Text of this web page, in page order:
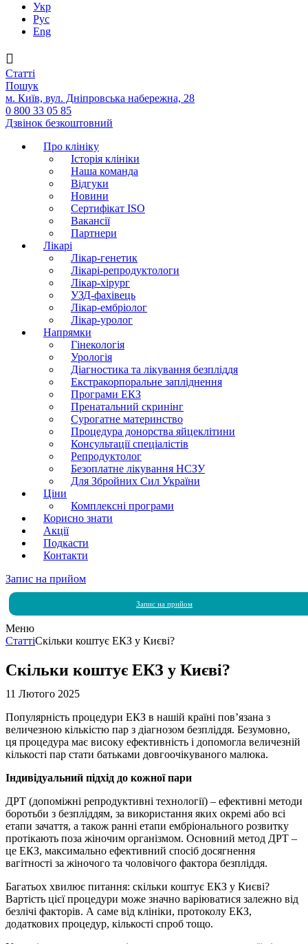
Укр
Рус
Eng
Статтi
Пошук
м. Київ, вул. Дніпровська набережна, 28
0 800 33 05 85
Дзвінок безкоштовний
Про клініку
Історія клініки
Наша команда
Вiдгуки
Новини
Сертифікат ISO
Вакансії
Партнери
Лікарі
Лікар-генетик
Лікарі-репродуктологи
Лікар-хірург
УЗД-фахівець
Лікар-ембріолог
Лікар-уролог
Напрямки
Гінекологія
Урологія
Діагностика та лікування безпліддя
Екстракорпоральне запліднення
Програми ЕКЗ
Пренатальний скринінг
Сурогатне материнство
Процедура донорства яйцеклітини
Консультації спеціалістів
Репродуктолог
Безоплатне лікування НСЗУ
Для Збройних Сил України
Ціни
Комплексні програми
Корисно знати
Акції
Подкасти
Контакти
Запис на прийом
Запис на прийом
Меню
СтаттіСкільки коштує ЕКЗ у Києві?
Скільки коштує ЕКЗ у Києві?
11 Лютого 2025
Популярність процедури ЕКЗ в нашій країні пов’язана з
величезною кількістю пар з діагнозом безпліддя. Безумовно,
ця процедура має високу ефективність і допомогла величезній
кількості пар стати батьками довгоочікуваного малюка.
Індивідуальний підхід до кожної пари
ДРТ (допоміжні репродуктивні технології) – ефективні методи
боротьби з безпліддям, за використання яких окремі або всі
етапи зачаття, а також ранні етапи ембріонального розвитку
протікають поза жіночим організмом. Основний метод ДРТ –
це ЕКЗ, максимально ефективний спосіб досягнення
вагітності за жіночого та чоловічого фактора безпліддя.
Багатьох хвилює питання: скільки коштує ЕКЗ у Києві?
Вартість цієї процедури може значно варіюватися залежно від
безлічі факторів. А саме від клініки, протоколу ЕКЗ,
додаткових процедур, кількості спроб тощо.